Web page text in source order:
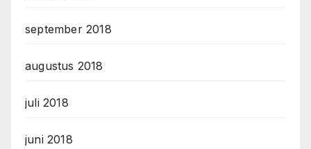
september 2018
augustus 2018
juli 2018
juni 2018